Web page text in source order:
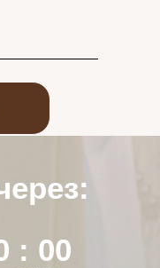
: 00